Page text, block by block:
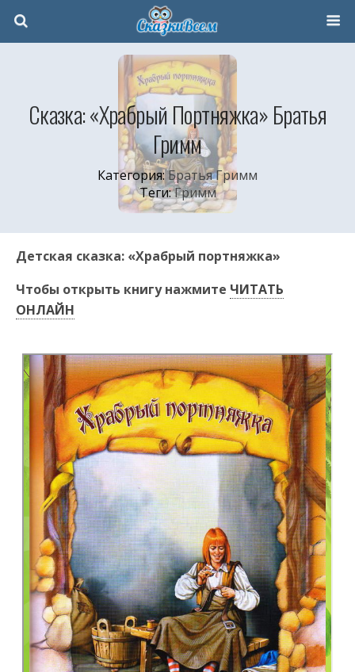
Сказка: «Храбрый Портняжка» Братья
Гримм
Категория:Братья Гримм
Теги:Гримм
Детская сказка: «Храбрый портняжка»
Чтобы открыть книгу нажмите ЧИТАТЬ
ОНЛАЙН